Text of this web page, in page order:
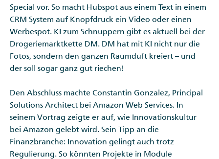
Special vor. So macht Hubspot aus einem Text in einem
CRM System auf Knopfdruck ein Video oder einen
Werbespot. KI zum Schnuppern gibt es aktuell bei der
Drogeriemarktkette DM. DM hat mit KI nicht nur die
Fotos, sondern den ganzen Raumduft kreiert – und
der soll sogar ganz gut riechen!
Den Abschluss machte Constantin Gonzalez, Principal
Solutions Architect bei Amazon Web Services. In
seinem Vortrag zeigte er auf, wie Innovationskultur
bei Amazon gelebt wird. Sein Tipp an die
Finanzbranche: Innovation gelingt auch trotz
Regulierung. So könnten Projekte in Module